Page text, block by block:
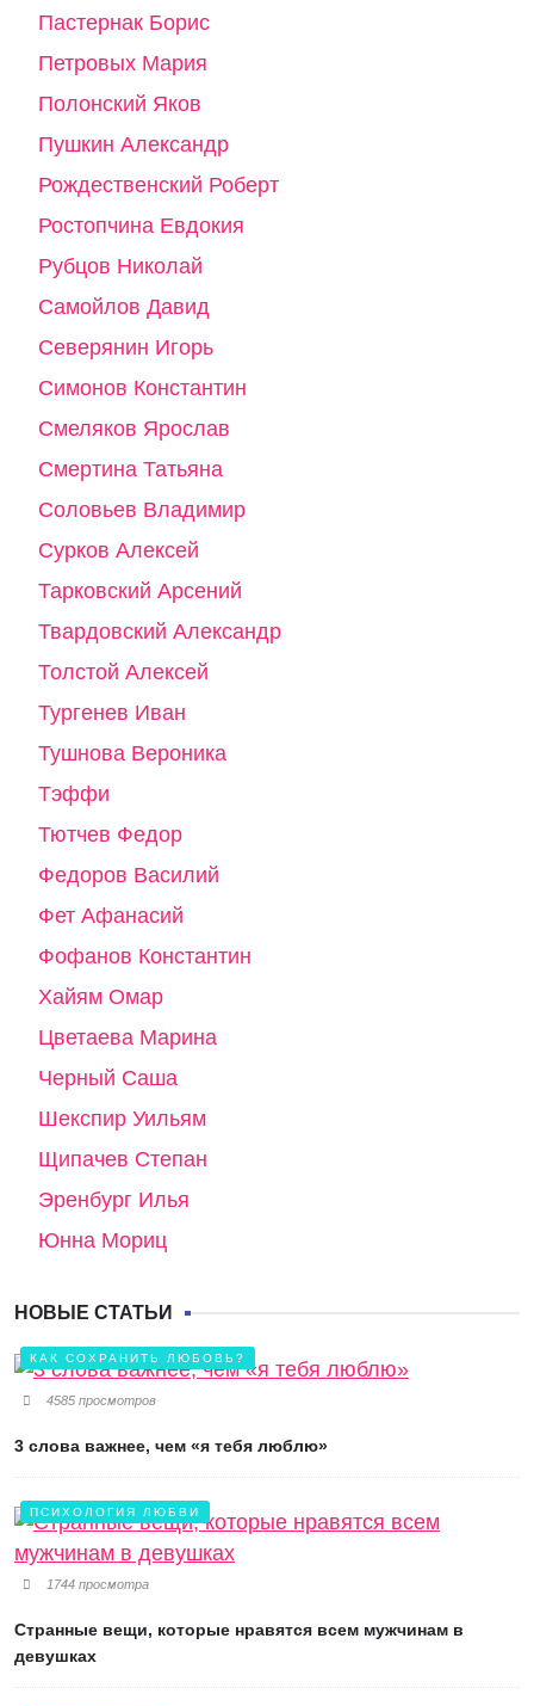
Пастернак Борис
Петровых Мария
Полонский Яков
Пушкин Александр
Рождественский Роберт
Ростопчина Евдокия
Рубцов Николай
Самойлов Давид
Северянин Игорь
Симонов Константин
Смеляков Ярослав
Смертина Татьяна
Соловьев Владимир
Сурков Алексей
Тарковский Арсений
Твардовский Александр
Толстой Алексей
Тургенев Иван
Тушнова Вероника
Тэффи
Тютчев Федор
Федоров Василий
Фет Афанасий
Фофанов Константин
Хайям Омар
Цветаева Марина
Черный Саша
Шекспир Уильям
Щипачев Степан
Эренбург Илья
Юнна Мориц
НОВЫЕ СТАТЬИ
КАК СОХРАНИТЬ ЛЮБОВЬ?
4585 просмотров
3 слова важнее, чем «я тебя люблю»
ПСИХОЛОГИЯ ЛЮБВИ
1744 просмотра
Странные вещи, которые нравятся всем мужчинам в
девушках